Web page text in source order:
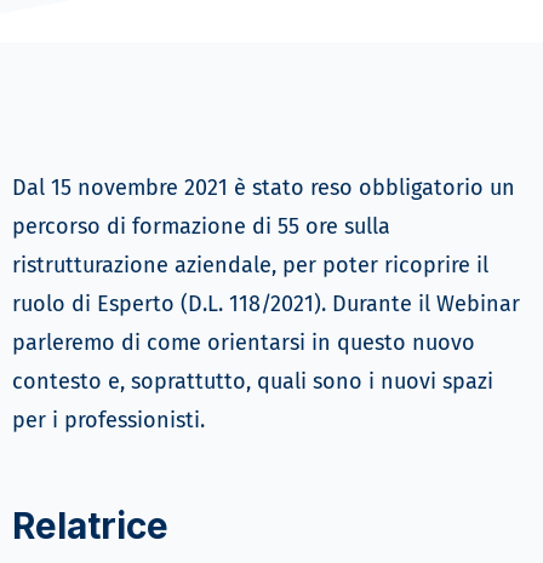
Dal 15 novembre 2021 è stato reso obbligatorio un
percorso di formazione di 55 ore sulla
ristrutturazione aziendale, per poter ricoprire il
ruolo di Esperto (D.L. 118/2021). Durante il Webinar
parleremo di come orientarsi in questo nuovo
contesto e, soprattutto, quali sono i nuovi spazi
per i professionisti.
Relatrice